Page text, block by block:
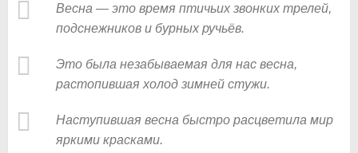
Весна — это время птичьих звонких трелей,
подснежников и бурных ручьёв.
Это была незабываемая для нас весна,
растопившая холод зимней стужи.
Наступившая весна быстро расцветила мир
яркими красками.